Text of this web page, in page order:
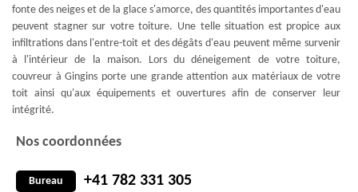
fonte des neiges et de la glace s'amorce, des quantités importantes d'eau
peuvent stagner sur votre toiture. Une telle situation est propice aux
infiltrations dans l'entre-toit et des dégâts d'eau peuvent même survenir
à l'intérieur de la maison. Lors du déneigement de votre toiture,
couvreur à Gingins porte une grande attention aux matériaux de votre
toit ainsi qu'aux équipements et ouvertures afin de conserver leur
intégrité.
Nos coordonnées
Bureau +41 782 331 305